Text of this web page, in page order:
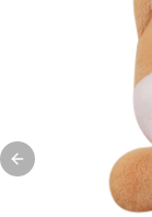
Previous slide